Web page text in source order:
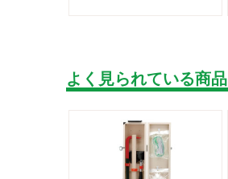
よく見られている商品